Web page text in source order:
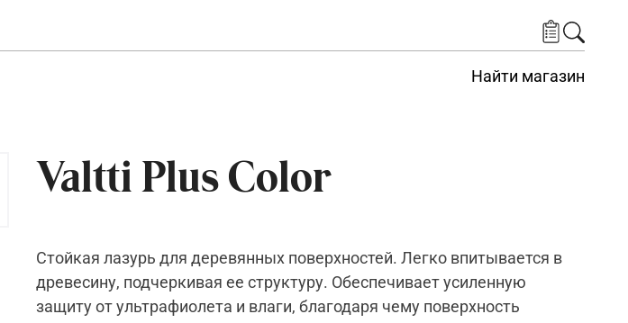
Найти магазин
Valtti Plus Color
Стойкая лазурь для деревянных поверхностей. Легко впитывается в
древесину, подчеркивая ее структуру. Обеспечивает усиленную
защиту от ультрафиолета и влаги, благодаря чему поверхность